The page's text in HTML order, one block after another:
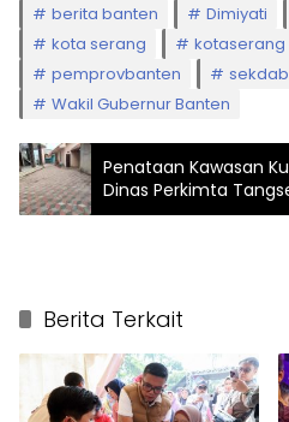
berita banten
Dimiyati
kota serang
kotaserang
pemprovbanten
Wakil Gubernur Banten
Penataan Kawasan
Dinas Perkimta
Kebutuhan Warga
Berita Terkait